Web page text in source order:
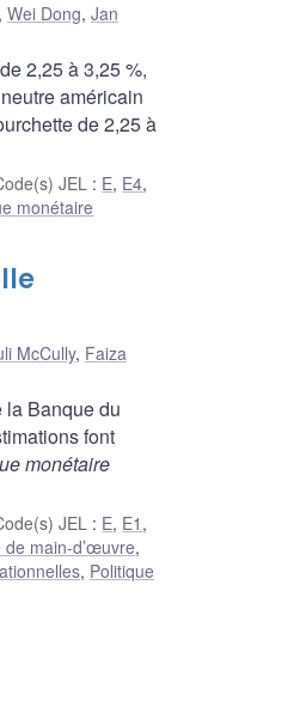
, Wei Dong, Jan
2,25 à 3,25 %,
américain
de 2,25 à
JEL : E, E4,
monétaire
McCully, Faiza
la Banque du
font
monétaire
JEL : E, E1 ,
main-d’œuvre,
, Politique